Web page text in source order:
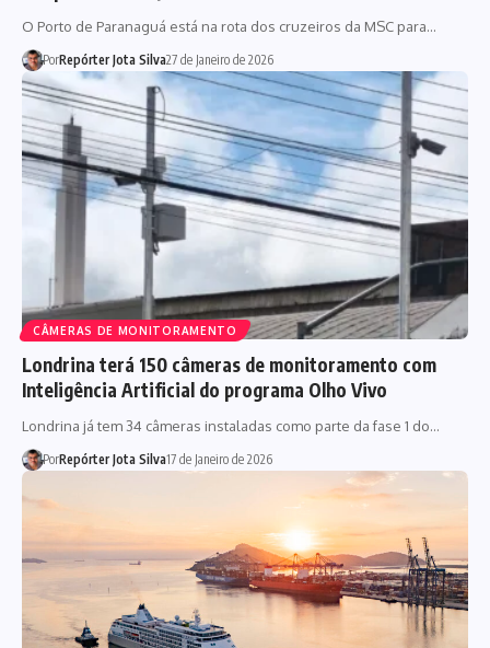
O Porto de Paranaguá está na rota dos cruzeiros da MSC para…
PorRepórter Jota Silva27 de Janeiro de 2026
CÂMERAS DE MONITORAMENTO
Londrina terá 150 câmeras de monitoramento com
Inteligência Artificial do programa Olho Vivo
Londrina já tem 34 câmeras instaladas como parte da fase 1 do…
PorRepórter Jota Silva17 de Janeiro de 2026